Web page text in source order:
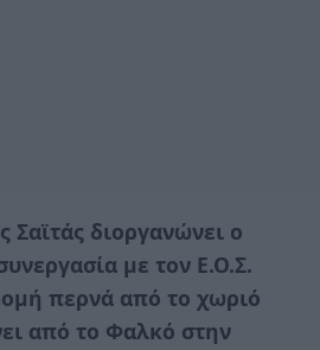
Σαϊτάς διοργανώνει ο
με τον Ε.Ο.Σ.
περνά από το χωριό
από το Φαλκό στην